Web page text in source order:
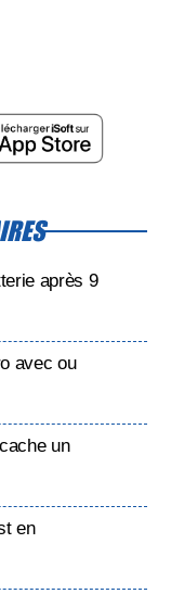
après 9
avec ou
un
en